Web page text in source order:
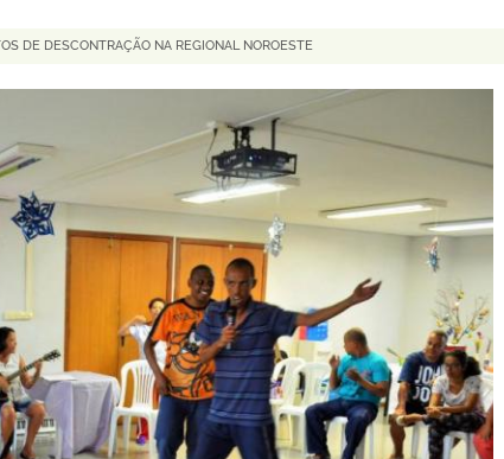
DE DESCONTRAÇÃO NA REGIONAL NOROESTE